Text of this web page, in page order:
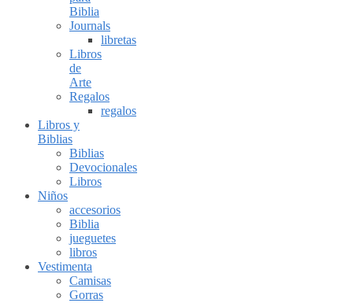
Biblia
Journals
libretas
Libros
de
Arte
Regalos
regalos
Libros y
Biblias
Biblias
Devocionales
Libros
Niños
accesorios
Biblia
jueguetes
libros
Vestimenta
Camisas
Gorras